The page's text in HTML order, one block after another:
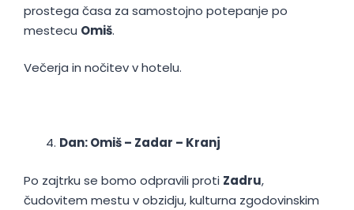
prostega časa za samostojno potepanje po
mestecu Omiš.
Večerja in nočitev v hotelu.
Dan: Omiš – Zadar – Kranj
Po zajtrku se bomo odpravili proti Zadru,
čudovitem mestu v obzidju, kulturna zgodovinskim